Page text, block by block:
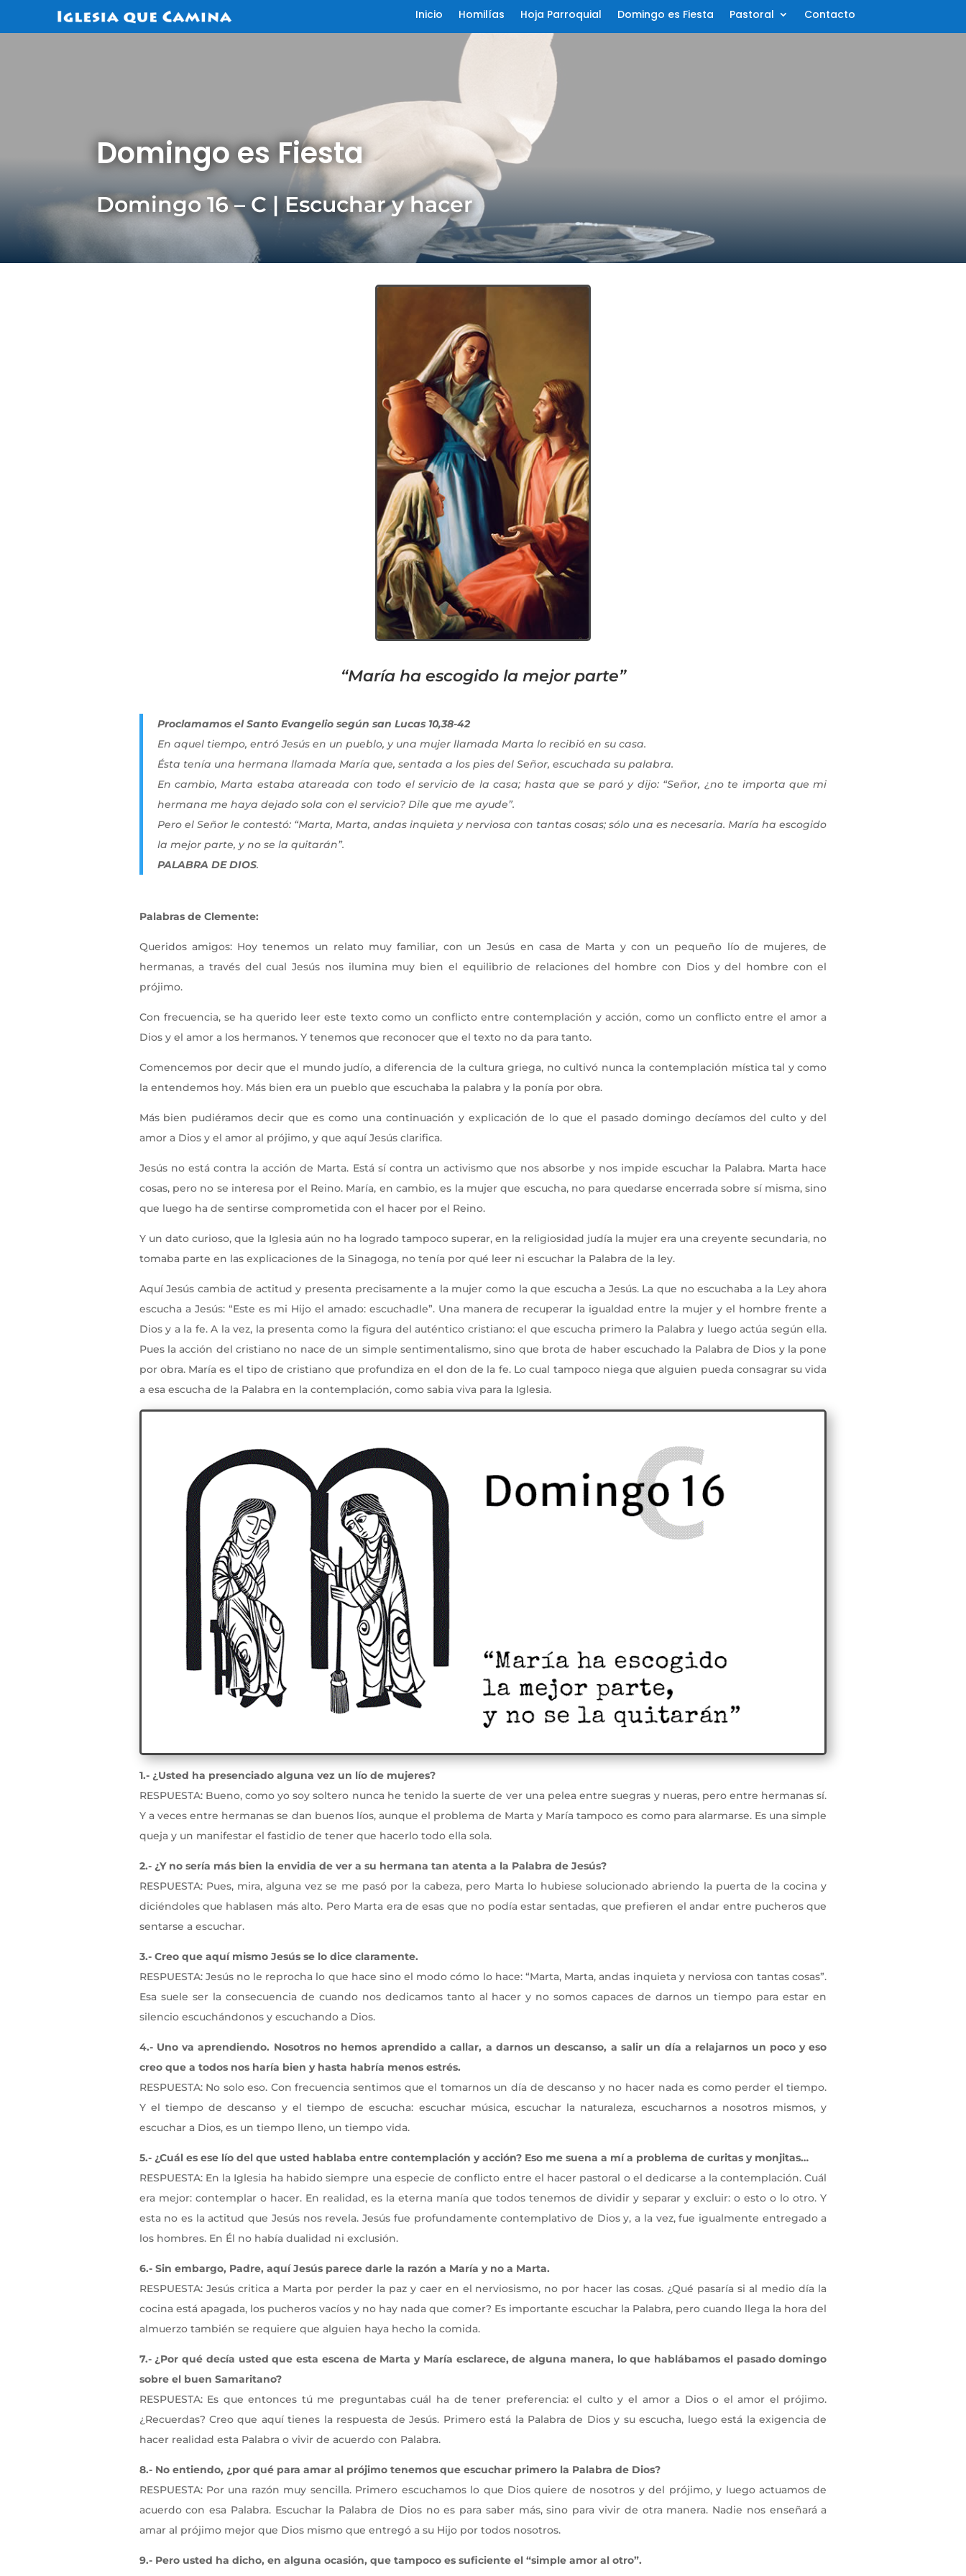
Inicio Homilías Hoja Parroquial Domingo es Fiesta Pastoral Contacto
Domingo es Fiesta
Domingo 16 – C | Escuchar y hacer
“María ha escogido la mejor parte”
Proclamamos el Santo Evangelio según san Lucas 10,38-42
En aquel tiempo, entró Jesús en un pueblo, y una mujer llamada Marta lo recibió en su casa.
Ésta tenía una hermana llamada María que, sentada a los pies del Señor, escuchada su palabra.
En cambio, Marta estaba atareada con todo el servicio de la casa; hasta que se paró y dijo: “Señor, ¿no te importa que mi
hermana me haya dejado sola con el servicio? Dile que me ayude”.
Pero el Señor le contestó: “Marta, Marta, andas inquieta y nerviosa con tantas cosas; sólo una es necesaria. María ha escogido
la mejor parte, y no se la quitarán”.
PALABRA DE DIOS.
Palabras de Clemente:
Queridos amigos: Hoy tenemos un relato muy familiar, con un Jesús en casa de Marta y con un pequeño lío de mujeres, de
hermanas, a través del cual Jesús nos ilumina muy bien el equilibrio de relaciones del hombre con Dios y del hombre con el
prójimo.
Con frecuencia, se ha querido leer este texto como un conflicto entre contemplación y acción, como un conflicto entre el amor a
Dios y el amor a los hermanos. Y tenemos que reconocer que el texto no da para tanto.
Comencemos por decir que el mundo judío, a diferencia de la cultura griega, no cultivó nunca la contemplación mística tal y como
la entendemos hoy. Más bien era un pueblo que escuchaba la palabra y la ponía por obra.
Más bien pudiéramos decir que es como una continuación y explicación de lo que el pasado domingo decíamos del culto y del
amor a Dios y el amor al prójimo, y que aquí Jesús clarifica.
Jesús no está contra la acción de Marta. Está sí contra un activismo que nos absorbe y nos impide escuchar la Palabra. Marta hace
cosas, pero no se interesa por el Reino. María, en cambio, es la mujer que escucha, no para quedarse encerrada sobre sí misma, sino
que luego ha de sentirse comprometida con el hacer por el Reino.
Y un dato curioso, que la Iglesia aún no ha logrado tampoco superar, en la religiosidad judía la mujer era una creyente secundaria, no
tomaba parte en las explicaciones de la Sinagoga, no tenía por qué leer ni escuchar la Palabra de la ley.
Aquí Jesús cambia de actitud y presenta precisamente a la mujer como la que escucha a Jesús. La que no escuchaba a la Ley ahora
escucha a Jesús: “Este es mi Hijo el amado: escuchadle”. Una manera de recuperar la igualdad entre la mujer y el hombre frente a
Dios y a la fe. A la vez, la presenta como la figura del auténtico cristiano: el que escucha primero la Palabra y luego actúa según ella.
Pues la acción del cristiano no nace de un simple sentimentalismo, sino que brota de haber escuchado la Palabra de Dios y la pone
por obra. María es el tipo de cristiano que profundiza en el don de la fe. Lo cual tampoco niega que alguien pueda consagrar su vida
a esa escucha de la Palabra en la contemplación, como sabia viva para la Iglesia.
1.- ¿Usted ha presenciado alguna vez un lío de mujeres?
RESPUESTA: Bueno, como yo soy soltero nunca he tenido la suerte de ver una pelea entre suegras y nueras, pero entre hermanas sí.
Y a veces entre hermanas se dan buenos líos, aunque el problema de Marta y María tampoco es como para alarmarse. Es una simple
queja y un manifestar el fastidio de tener que hacerlo todo ella sola.
2.- ¿Y no sería más bien la envidia de ver a su hermana tan atenta a la Palabra de Jesús?
RESPUESTA: Pues, mira, alguna vez se me pasó por la cabeza, pero Marta lo hubiese solucionado abriendo la puerta de la cocina y
diciéndoles que hablasen más alto. Pero Marta era de esas que no podía estar sentadas, que prefieren el andar entre pucheros que
sentarse a escuchar.
3.- Creo que aquí mismo Jesús se lo dice claramente.
RESPUESTA: Jesús no le reprocha lo que hace sino el modo cómo lo hace: “Marta, Marta, andas inquieta y nerviosa con tantas cosas”.
Esa suele ser la consecuencia de cuando nos dedicamos tanto al hacer y no somos capaces de darnos un tiempo para estar en
silencio escuchándonos y escuchando a Dios.
4.- Uno va aprendiendo. Nosotros no hemos aprendido a callar, a darnos un descanso, a salir un día a relajarnos un poco y eso
creo que a todos nos haría bien y hasta habría menos estrés.
RESPUESTA: No solo eso. Con frecuencia sentimos que el tomarnos un día de descanso y no hacer nada es como perder el tiempo.
Y el tiempo de descanso y el tiempo de escucha: escuchar música, escuchar la naturaleza, escucharnos a nosotros mismos, y
escuchar a Dios, es un tiempo lleno, un tiempo vida.
5.- ¿Cuál es ese lío del que usted hablaba entre contemplación y acción? Eso me suena a mí a problema de curitas y monjitas…
RESPUESTA: En la Iglesia ha habido siempre una especie de conflicto entre el hacer pastoral o el dedicarse a la contemplación. Cuál
era mejor: contemplar o hacer. En realidad, es la eterna manía que todos tenemos de dividir y separar y excluir: o esto o lo otro. Y
esta no es la actitud que Jesús nos revela. Jesús fue profundamente contemplativo de Dios y, a la vez, fue igualmente entregado a
los hombres. En Él no había dualidad ni exclusión.
6.- Sin embargo, Padre, aquí Jesús parece darle la razón a María y no a Marta.
RESPUESTA: Jesús critica a Marta por perder la paz y caer en el nerviosismo, no por hacer las cosas. ¿Qué pasaría si al medio día la
cocina está apagada, los pucheros vacíos y no hay nada que comer? Es importante escuchar la Palabra, pero cuando llega la hora del
almuerzo también se requiere que alguien haya hecho la comida.
7.- ¿Por qué decía usted que esta escena de Marta y María esclarece, de alguna manera, lo que hablábamos el pasado domingo
sobre el buen Samaritano?
RESPUESTA: Es que entonces tú me preguntabas cuál ha de tener preferencia: el culto y el amor a Dios o el amor el prójimo.
¿Recuerdas? Creo que aquí tienes la respuesta de Jesús. Primero está la Palabra de Dios y su escucha, luego está la exigencia de
hacer realidad esta Palabra o vivir de acuerdo con Palabra.
8.- No entiendo, ¿por qué para amar al prójimo tenemos que escuchar primero la Palabra de Dios?
RESPUESTA: Por una razón muy sencilla. Primero escuchamos lo que Dios quiere de nosotros y del prójimo, y luego actuamos de
acuerdo con esa Palabra. Escuchar la Palabra de Dios no es para saber más, sino para vivir de otra manera. Nadie nos enseñará a
amar al prójimo mejor que Dios mismo que entregó a su Hijo por todos nosotros.
9.- Pero usted ha dicho, en alguna ocasión, que tampoco es suficiente el “simple amor al otro”.